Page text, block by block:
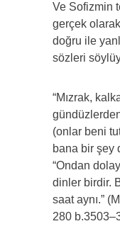
Ve Sofizmin
gerçek
doğru ile
sözleri
“Mızrak,
(onlar beni
bana bir şey
“Ondan
dinler birdir.
saat aynı.”
280